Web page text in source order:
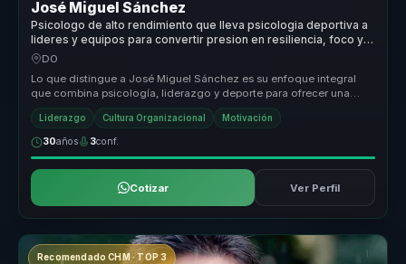
José Miguel Sánchez
Psicologo de alto rendimiento que lleva psicologia deportiva a
lideres y equipos para convertir presion en resiliencia, foco y
alto desempeno.
DO
Lo que distingue a José Miguel Sánchez es su enfoque integral
que combina psicología, liderazgo y deporte para ofrecer una
experiencia tr...
Liderazgo Cultura Organizacional Motivación
30años 3conf.
Cotizar Ver Perfil
Recomendado CHM · TOP 3